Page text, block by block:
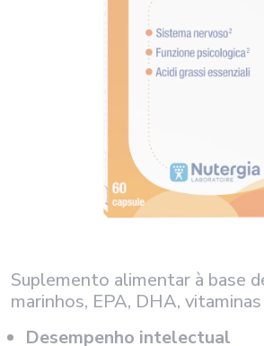
Suplemento alimentar à base
marinhos, EPA, DHA,
Desempenho intelectual